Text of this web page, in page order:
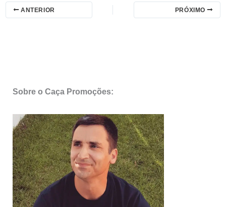
ANTERIOR PRÓXIMO
Sobre o Caça Promoções: